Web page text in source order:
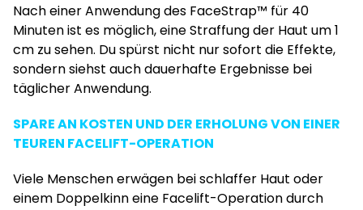
Nach einer Anwendung des FaceStrap™ für 40
Minuten ist es möglich, eine Straffung der Haut um 1
cm zu sehen. Du spürst nicht nur sofort die Effekte,
sondern siehst auch dauerhafte Ergebnisse bei
täglicher Anwendung.
SPARE AN KOSTEN UND DER ERHOLUNG VON EINER
TEUREN FACELIFT-OPERATION
Viele Menschen erwägen bei schlaffer Haut oder
einem Doppelkinn eine Facelift-Operation durch